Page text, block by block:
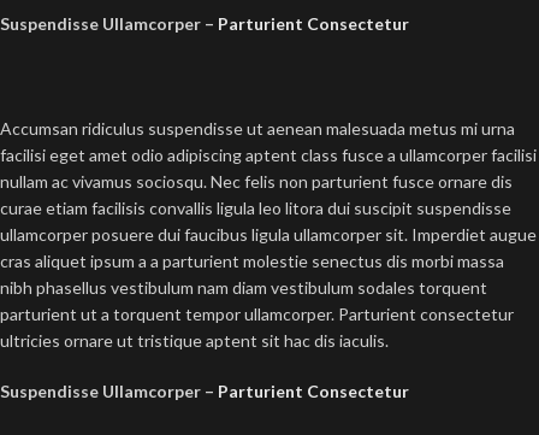
Suspendisse Ullamcorper – Parturient Consectetur
Accumsan ridiculus suspendisse ut aenean malesuada metus mi urna
facilisi eget amet odio adipiscing aptent class fusce a ullamcorper facilisi
nullam ac vivamus sociosqu. Nec felis non parturient fusce ornare dis
curae etiam facilisis convallis ligula leo litora dui suscipit suspendisse
ullamcorper posuere dui faucibus ligula ullamcorper sit. Imperdiet augue
cras aliquet ipsum a a parturient molestie senectus dis morbi massa
nibh phasellus vestibulum nam diam vestibulum sodales torquent
parturient ut a torquent tempor ullamcorper. Parturient consectetur
ultricies ornare ut tristique aptent sit hac dis iaculis.
Suspendisse Ullamcorper – Parturient Consectetur